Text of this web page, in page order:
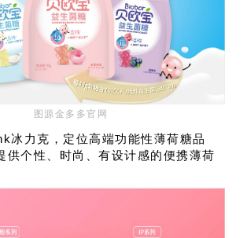
图源金多多官网
冰力克，定位高端功能性薄荷糖品
供个性、时尚、有设计感的便携薄荷